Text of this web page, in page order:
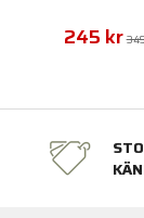
245 kr